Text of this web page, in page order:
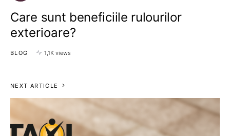
Care sunt beneficiile rulourilor
exterioare?
BLOG 1,1K views
NEXT ARTICLE